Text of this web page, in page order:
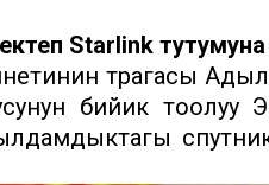
Starlink
төрагасы
бийик